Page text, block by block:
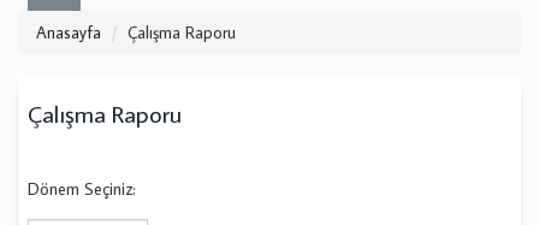
this
Anasayfa Çalışma Raporu
Çalışma Raporu
Dönem Seçiniz: